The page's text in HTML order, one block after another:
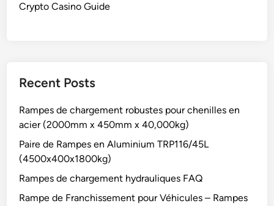
Crypto Casino Guide
Recent Posts
Rampes de chargement robustes pour chenilles en
acier (2000mm x 450mm x 40,000kg)
Paire de Rampes en Aluminium TRP116/45L
(4500x400x1800kg)
Rampes de chargement hydrauliques FAQ
Rampe de Franchissement pour Véhicules – Rampes